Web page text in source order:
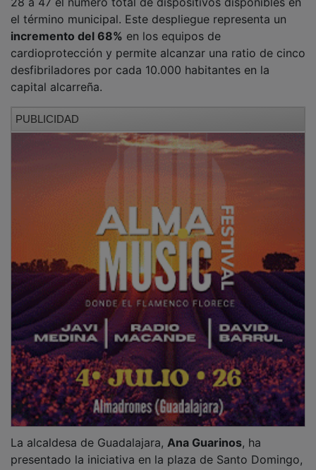
el término municipal. Este despliegue representa un
incremento del 68% en los equipos de
cardioprotección y permite alcanzar una ratio de cinco
desfibriladores por cada 10.000 habitantes en la
capital alcarreña.
presentado la iniciativa en la plaza de Santo Domingo,
acompañada por el concejal de Salud,Roberto Narro;